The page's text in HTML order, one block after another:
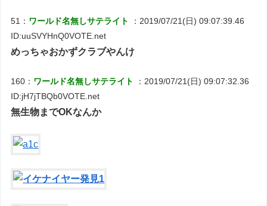
51： ワールド名無しサテライト
：2019/07/21(日) 09:07:39.46
ID:uuSVYHnQ0VOTE.net
めっちゃおかずクラブやんけ
160： ワールド名無しサテライト
：2019/07/21(日) 09:07:32.36
ID:jH7jTBQb0VOTE.net
無生物までOKなんか